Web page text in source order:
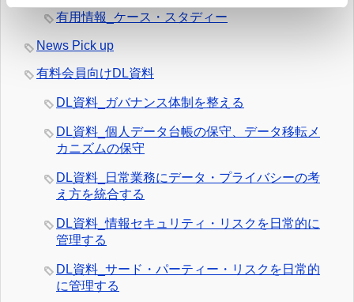
有用情報_ケース・スタディー
News Pick up
有料会員向けDL資料
DL資料_ガバナンス体制を整える
DL資料_個人データ台帳の保守、データ移転メ
カニズムの保守
DL資料_日常業務にデータ・プライバシーの考
え方を統合する
DL資料_情報セキュリティ・リスクを日常的に
管理する
DL資料_サード・パーティー・リスクを日常的
に管理する